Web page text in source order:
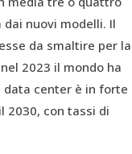
nuovi modelli. Il
da smaltire per la
2023 il mondo ha
center è in forte
2030, con tassi di